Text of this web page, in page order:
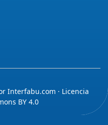
Interfabu.com · Licencia
BY 4.0